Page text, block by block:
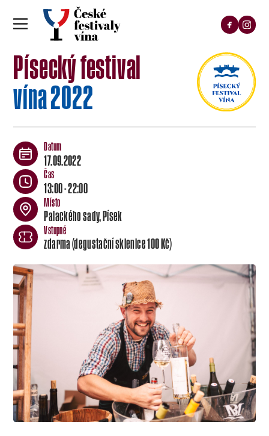
Písecký festival
vína 2022
17.09.2022
13:00 - 22:00
Palackého sady, Písek
zdarma (degustační sklenice 100 Kč)